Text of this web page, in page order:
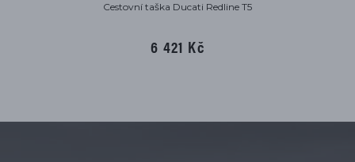
Cestovní taška Ducati Redline T5
6 421 Kč